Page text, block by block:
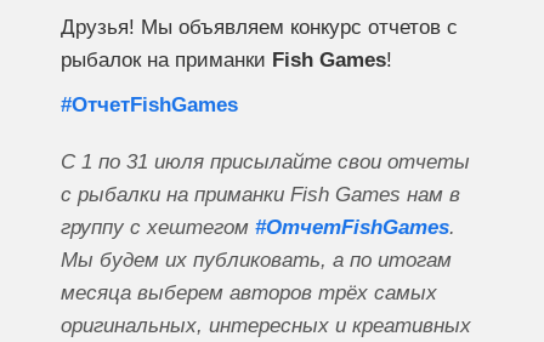
Друзья! Мы объявляем конкурс отчетов с
рыбалок на приманки Fish Games!
#ОтчетFishGames
С 1 по 31 июля присылайте свои отчеты
с рыбалки на приманки Fish Games нам в
группу с хештегом #ОтчетFishGames.
Мы будем их публиковать, а по итогам
месяца выберем авторов трёх самых
оригинальных, интересных и креативных